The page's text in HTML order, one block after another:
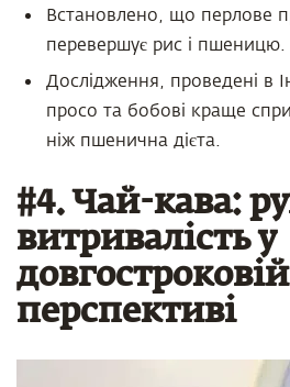
Встановлено, що перлове
перевершує рис і пшеницю.
Дослідження, проведені в
просо та бобові краще
ніж пшенична дієта.
#4. Чай-кава:
витривалість у
довгостроковій
перспективі